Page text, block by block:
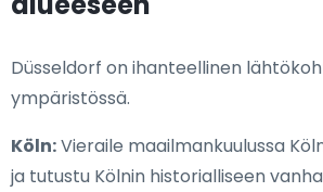
Düsseldorf on ihanteellinen
ympäristössä.
Köln:Vieraile maailmankuulussa
ja tutustu Kölnin historialliseen